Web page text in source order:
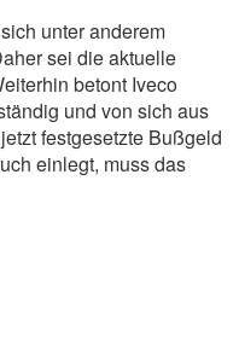
unter anderem
sei die aktuelle
betont Iveco
und von sich aus
festgesetzte Bußgeld
einlegt, muss das